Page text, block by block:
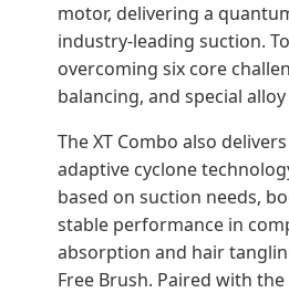
motor, delivering a
industry-leading suction.
overcoming six core
balancing, and special
The XT Combo also
adaptive cyclone
based on suction needs,
stable performance in
absorption and hair
Free Brush. Paired with